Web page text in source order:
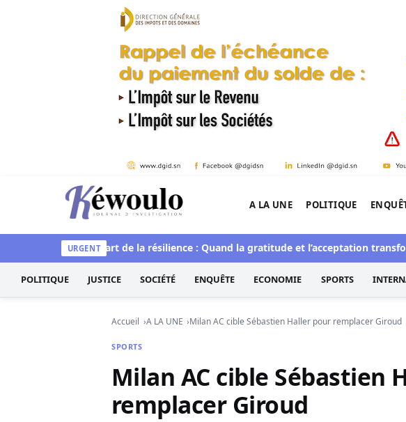
Aller au contenu
Kéwoulo, le premier site d'information et d'investigation de
A LA UNE POLITIQUE
URGENT
L’art de la résilience : Quand la gratitude et l’acceptation
POLITIQUE JUSTICE SOCIÉTÉ ENQUÊTE ECONOMIE SPORTS
Accueil A LA UNE Milan AC cible Sébastien Haller pour remplacer Giroud
SPORTS
Milan AC cible Sébastien
remplacer Giroud